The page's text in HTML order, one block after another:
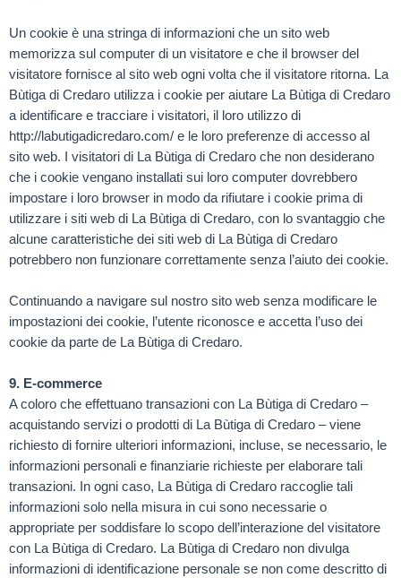
Un cookie è una stringa di informazioni che un sito web
memorizza sul computer di un visitatore e che il browser del
visitatore fornisce al sito web ogni volta che il visitatore ritorna. La
Bùtiga di Credaro utilizza i cookie per aiutare La Bùtiga di Credaro
a identificare e tracciare i visitatori, il loro utilizzo di
http://labutigadicredaro.com/ e le loro preferenze di accesso al
sito web. I visitatori di La Bùtiga di Credaro che non desiderano
che i cookie vengano installati sui loro computer dovrebbero
impostare i loro browser in modo da rifiutare i cookie prima di
utilizzare i siti web di La Bùtiga di Credaro, con lo svantaggio che
alcune caratteristiche dei siti web di La Bùtiga di Credaro
potrebbero non funzionare correttamente senza l’aiuto dei cookie.
Continuando a navigare sul nostro sito web senza modificare le
impostazioni dei cookie, l’utente riconosce e accetta l’uso dei
cookie da parte de La Bùtiga di Credaro.
9. E-commerce
A coloro che effettuano transazioni con La Bùtiga di Credaro –
acquistando servizi o prodotti di La Bùtiga di Credaro – viene
richiesto di fornire ulteriori informazioni, incluse, se necessario, le
informazioni personali e finanziarie richieste per elaborare tali
transazioni. In ogni caso, La Bùtiga di Credaro raccoglie tali
informazioni solo nella misura in cui sono necessarie o
appropriate per soddisfare lo scopo dell’interazione del visitatore
con La Bùtiga di Credaro. La Bùtiga di Credaro non divulga
informazioni di identificazione personale se non come descritto di